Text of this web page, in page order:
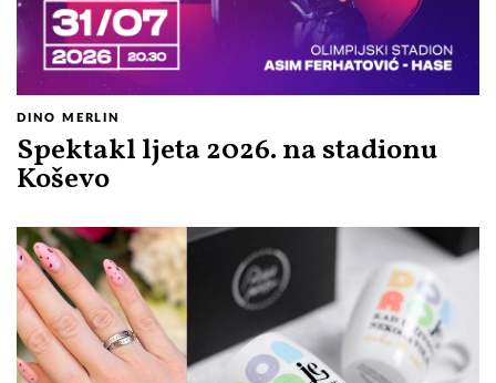
DINO MERLIN
Spektakl ljeta 2026. na stadionu
Koševo